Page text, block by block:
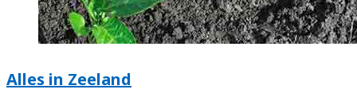
Alles in Zeeland